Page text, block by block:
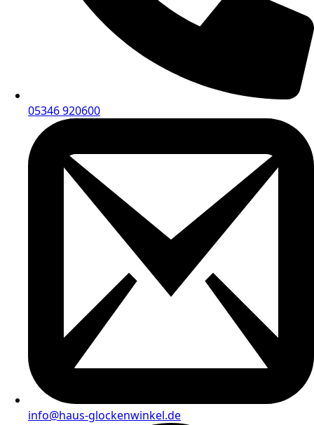
05346 920600
info@haus-glockenwinkel.de